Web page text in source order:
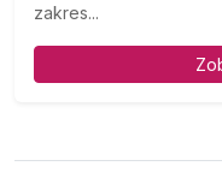
zakres...